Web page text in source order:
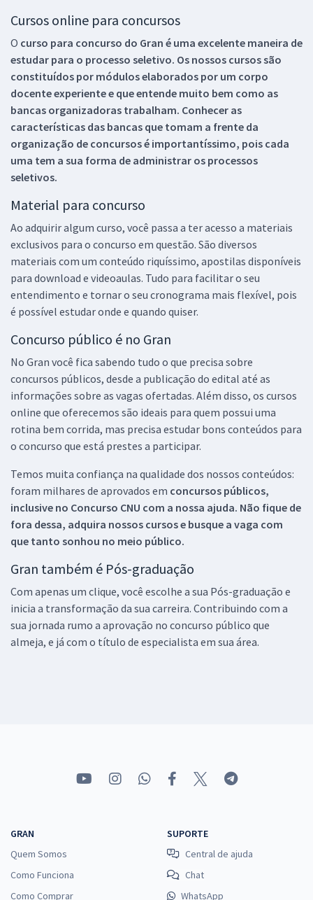
Cursos online para concursos
O curso para concurso do Gran é uma excelente maneira de
estudar para o processo seletivo. Os nossos cursos são
constituídos por módulos elaborados por um corpo
docente experiente e que entende muito bem como as
bancas organizadoras trabalham. Conhecer as
características das bancas que tomam a frente da
organização de concursos é importantíssimo, pois cada
uma tem a sua forma de administrar os processos
seletivos.
Material para concurso
Ao adquirir algum curso, você passa a ter acesso a materiais
exclusivos para o concurso em questão. São diversos
materiais com um conteúdo riquíssimo, apostilas disponíveis
para download e videoaulas. Tudo para facilitar o seu
entendimento e tornar o seu cronograma mais flexível, pois
é possível estudar onde e quando quiser.
Concurso público é no Gran
No Gran você fica sabendo tudo o que precisa sobre
concursos públicos, desde a publicação do edital até as
informações sobre as vagas ofertadas. Além disso, os cursos
online que oferecemos são ideais para quem possui uma
rotina bem corrida, mas precisa estudar bons conteúdos para
o concurso que está prestes a participar.
Temos muita confiança na qualidade dos nossos conteúdos:
foram milhares de aprovados em concursos públicos,
inclusive no Concurso CNU com a nossa ajuda. Não fique de
fora dessa, adquira nossos cursos e busque a vaga com
que tanto sonhou no meio público.
Gran também é Pós-graduação
Com apenas um clique, você escolhe a sua Pós-graduação e
inicia a transformação da sua carreira. Contribuindo com a
sua jornada rumo a aprovação no concurso público que
almeja, e já com o título de especialista em sua área.
GRAN
Quem Somos
Como Funciona
Como Comprar
SUPORTE
Central de ajuda
Chat
WhatsApp